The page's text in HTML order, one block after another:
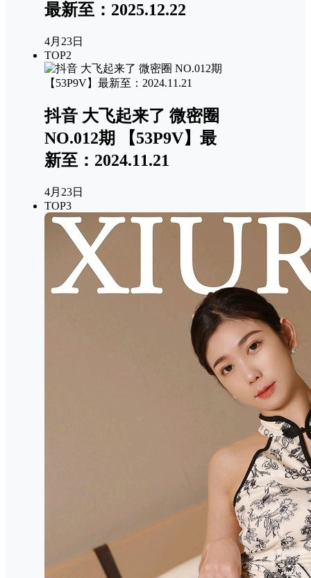
最新至：2025.12.22
4月23日
TOP2
抖音 大飞起来了 微密圈
NO.012期 【53P9V】最
新至：2024.11.21
4月23日
TOP3